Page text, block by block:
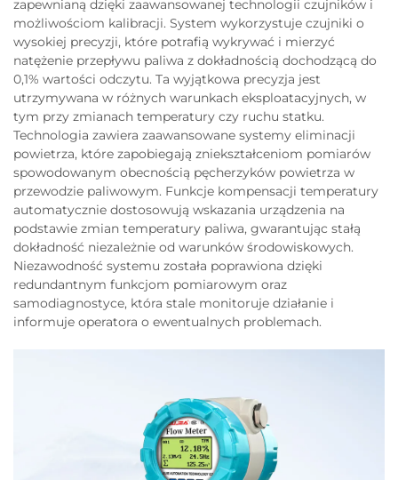
zapewnianą dzięki zaawansowanej technologii czujników i
możliwościom kalibracji. System wykorzystuje czujniki o
wysokiej precyzji, które potrafią wykrywać i mierzyć
natężenie przepływu paliwa z dokładnością dochodzącą do
0,1% wartości odczytu. Ta wyjątkowa precyzja jest
utrzymywana w różnych warunkach eksploatacyjnych, w
tym przy zmianach temperatury czy ruchu statku.
Technologia zawiera zaawansowane systemy eliminacji
powietrza, które zapobiegają zniekształceniom pomiarów
spowodowanym obecnością pęcherzyków powietrza w
przewodzie paliwowym. Funkcje kompensacji temperatury
automatycznie dostosowują wskazania urządzenia na
podstawie zmian temperatury paliwa, gwarantując stałą
dokładność niezależnie od warunków środowiskowych.
Niezawodność systemu została poprawiona dzięki
redundantnym funkcjom pomiarowym oraz
samodiagnostyce, która stale monitoruje działanie i
informuje operatora o ewentualnych problemach.